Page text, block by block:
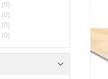
(0)
(0)
(0)
(0)